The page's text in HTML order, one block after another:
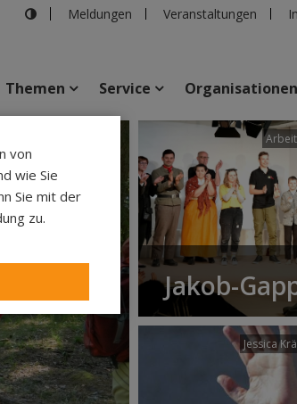
Meldungen Veranstaltungen
Veranstaltungen Personen
Themen Service Organisationen
Jakob-
Jessica
von
wie Sie
Sie mit der
zu.